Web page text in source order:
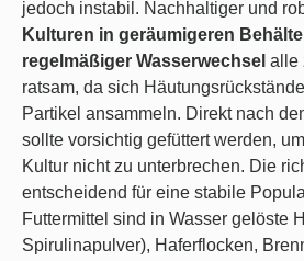
jedoch instabil. Nachhaltiger und
Kulturen in geräumigeren
regelmäßiger Wasserwechsel alle
ratsam, da sich
Partikel ansammeln. Direkt nach
sollte vorsichtig gefüttert werden,
Kultur nicht zu unterbrechen. Die
entscheidend für eine stabile
Futtermittel sind in Wasser gelöste
Spirulinapulver), Haferflocken,